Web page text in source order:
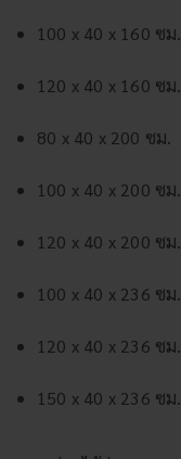
100 x 40 x 160 ซม.
120 x 40 x 160 ซม.
80 x 40 x 200 ซม.
100 x 40 x 200 ซม.
120 x 40 x 200 ซม.
100 x 40 x 236 ซม.
120 x 40 x 236 ซม.
150 x 40 x 236 ซม.